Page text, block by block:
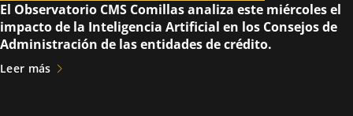
El Observatorio CMS Comillas analiza este miércoles el
impacto de la Inteligencia Artificial en los Consejos de
Administración de las entidades de crédito.
Leer más